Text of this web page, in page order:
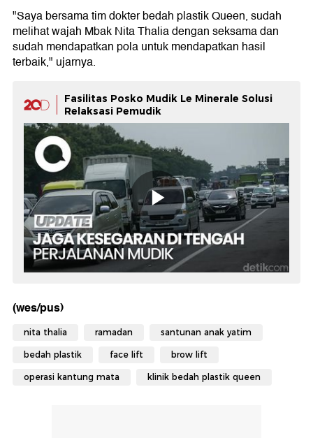
"Saya bersama tim dokter bedah plastik Queen, sudah
melihat wajah Mbak Nita Thalia dengan seksama dan
sudah mendapatkan pola untuk mendapatkan hasil
terbaik," ujarnya.
Fasilitas Posko Mudik Le Minerale Solusi
Relaksasi Pemudik
(wes/pus)
nita thalia ramadan santunan anak yatim
bedah plastik face lift brow lift
operasi kantung mata klinik bedah plastik queen